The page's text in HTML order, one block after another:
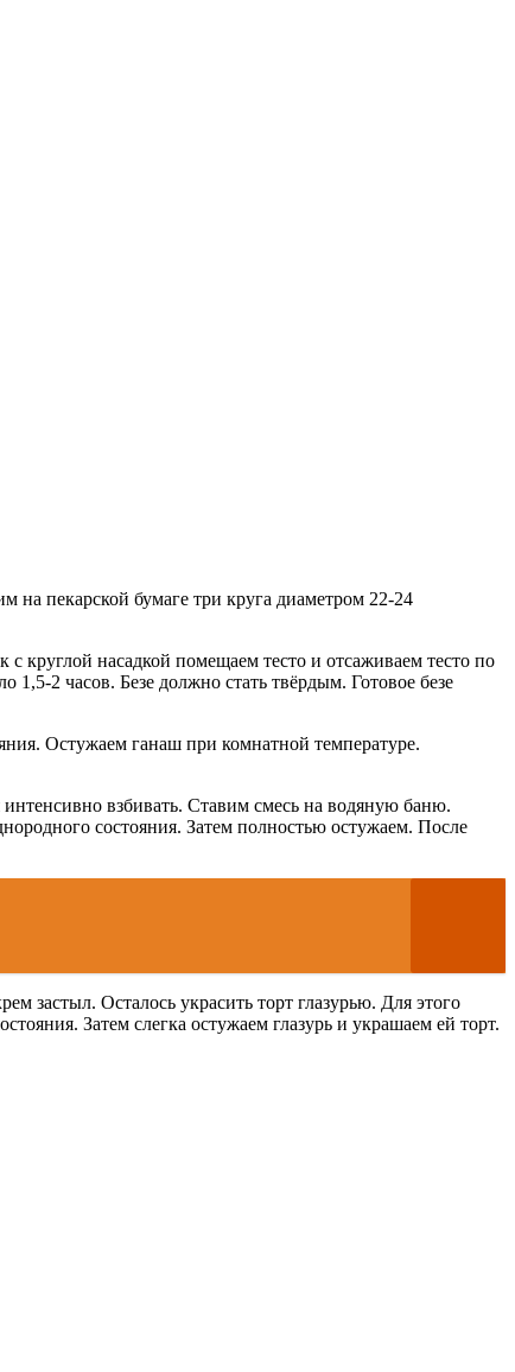
на пекарской бумаге три круга диаметром 22-24
круглой насадкой помещаем тесто и отсаживаем тесто по
1,5-2 часов. Безе должно стать твёрдым. Готовое безе
Остужаем ганаш при комнатной температуре.
взбивать. Ставим смесь на водяную баню.
состояния. Затем полностью остужаем. После
застыл. Осталось украсить торт глазурью. Для этого
Затем слегка остужаем глазурь и украшаем ей торт.